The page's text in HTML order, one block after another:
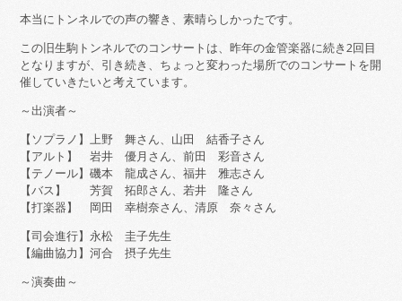
本当にトンネルでの声の響き、素晴らしかったです。
この旧生駒トンネルでのコンサートは、昨年の金管楽器に続き2回目
となりますが、引き続き、ちょっと変わった場所でのコンサートを開
催していきたいと考えています。
～出演者～
【ソプラノ】上野 舞さん、山田 結香子さん
【アルト】 岩井 優月さん、前田 彩音さん
【テノール】磯本 龍成さん、福井 雅志さん
【バス】 芳賀 拓郎さん、若井 隆さん
【打楽器】 岡田 幸樹奈さん、清原 奈々さん
【司会進行】永松 圭子先生
【編曲協力】河合 摂子先生
～演奏曲～